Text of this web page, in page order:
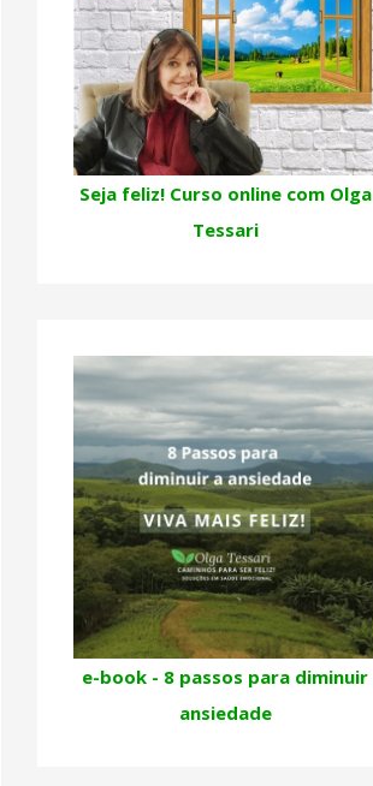
Seja feliz! Curso online com Olga
Tessari
e-book - 8 passos para diminuir
ansiedade